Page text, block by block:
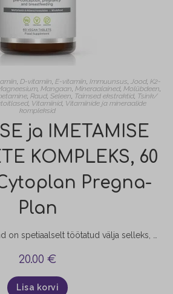
, D-vitamiin, E-vitamiin, Immuunsus, Jood, K2-
, Mangaan, Mineraalained, Molübdeen,
, Raud, Seleen, Taimsed ekstraktid, Tsink/
, Vitamiinid, Vitamiinide ja mineraalide
kompleksid
ja IMETAMISE
KOMPLEKS, 60
Pregna-
Plan
Pregna-Plan toidulisand on spetiaalselt töötatud välja selleks, et katta organismi vajadused kõigi raseduse staadiumide ja imetamise ajal. Samuti sobib see toidulisand suurepäraselt ka rasedust planeerivale naisele. Pregna-Plan funktsioonid: Toetab raseda keha multimineraalide ja vitamiinidega; Aitab hormoontaset kontrolli all hoida; Toetab beebi luude ja lihaste arenemist; Toetab imuunsüsteemi ja hoiab ära oksüdatiivse stressi; Rikastab ema rinnapiima kaltsiumiga, mis on olnuline lapse…
20.00 €
Lisa korvi